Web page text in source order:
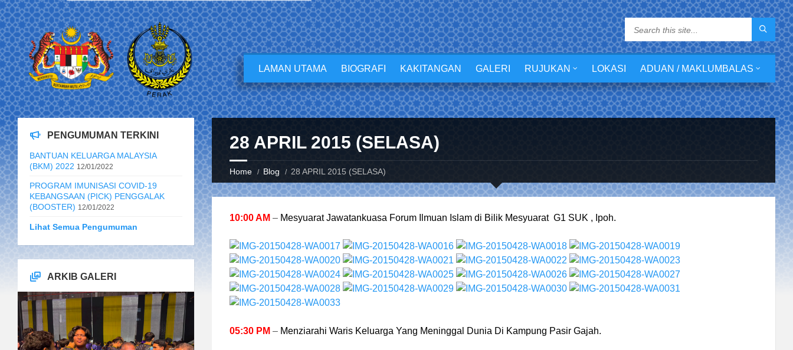
LAMAN UTAMA BIOGRAFI KAKITANGAN GALERI RUJUKAN LOKASI ADUAN / MAKLUMBALAS
28 APRIL 2015 (SELASA)
Home Blog 28 APRIL 2015 (SELASA)
10:00 AM – Mesyuarat Jawatankuasa Forum Ilmuan Islam di Bilik Mesyuarat G1 SUK , Ipoh.
05:30 PM – Menziarahi Waris Keluarga Yang Meninggal Dunia Di Kampung Pasir Gajah.
PENGUMUMAN TERKINI
BANTUAN KELUARGA MALAYSIA
(BKM) 2022 12/01/2022
PROGRAM IMUNISASI COVID-19
KEBANGSAAN (PICK) PENGGALAK
(BOOSTER) 12/01/2022
Lihat Semua Pengumuman
ARKIB GALERI